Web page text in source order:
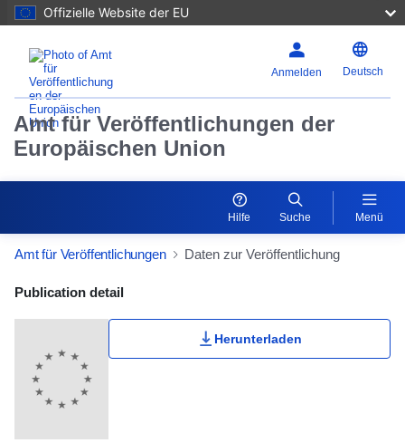
Offizielle Website der EU
Anmelden Deutsch
Amt für Veröffentlichungen der
Europäischen Union
Hilfe Suche Menü
Amt für Veröffentlichungen Daten zur Veröffentlichung
Publication Detail Actions Portlet
Publication detail
Herunterladen